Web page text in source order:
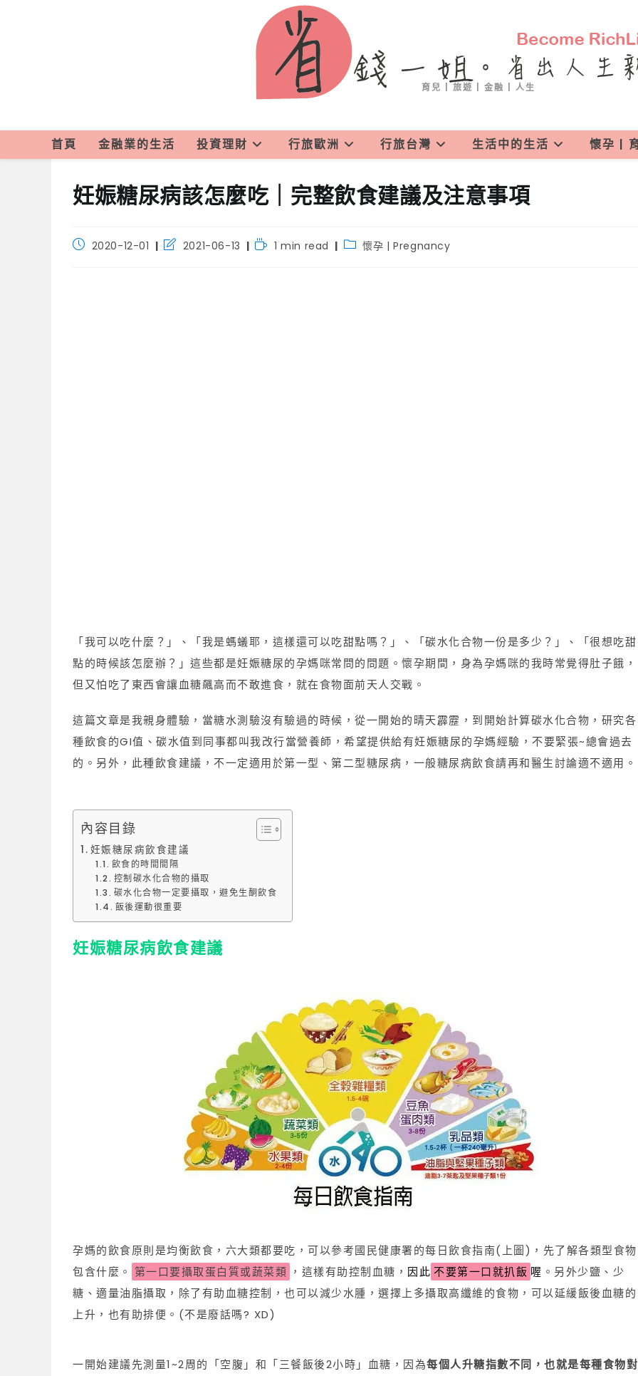
省錢一姐
育兒 | 旅遊 | 金融 | 人生
首頁 金融業的生活 投資理財 行旅歐洲 行旅台灣 生活中的生活 懷孕 |
妊娠糖尿病該怎麼吃｜完整飲食建議及注意事項
2020-12-01 2021-06-13 1 min read 懷孕 | Pregnancy
「我可以吃什麼？」、「我是螞蟻耶，這樣還可以吃甜點嗎？」、「碳水化合物一份是多少？」、「很想吃甜
點的時候該怎麼辦？」這些都是妊娠糖尿的孕媽咪常問的問題。懷孕期間，身為孕媽咪的我時常覺得肚子餓，
但又怕吃了東西會讓血糖飆高而不敢進食，就在食物面前天人交戰。
這篇文章是我親身體驗，當糖水測驗沒有驗過的時候，從一開始的晴天霹靂，到開始計算碳水化合物，研究各
種飲食的GI值、碳水值到同事都叫我改行當營養師，希望提供給有妊娠糖尿的孕媽經驗，不要緊張~總會過去
的。另外，此種飲食建議，不一定適用於第一型、第二型糖尿病，一般糖尿病飲食請再和醫生討論適不適用。
內容目錄
妊娠糖尿病飲食建議
飲食的時間間隔
控制碳水化合物的攝取
碳水化合物一定要攝取，避免生酮飲食
飯後運動很重要
妊娠糖尿病飲食建議
孕媽的飲食原則是均衡飲食，六大類都要吃，可以參考國民健康署的每日飲食指南(上圖)，先了解各類型食物
包含什麼。 第一口要攝取蛋白質或蔬菜類 ，這樣有助控制血糖， 因此 不要第一口就扒飯 喔 。另外少鹽、少
糖、適量油脂攝取，除了有助血糖控制，也可以減少水腫，選擇上多攝取高纖維的食物，可以延緩飯後血糖的
上升，也有助排便。(不是廢話嗎? XD)
一開始建議先測量1~2周的「空腹」和「三餐飯後2小時」血糖，因為每個人升糖指數不同，也就是每種食物對